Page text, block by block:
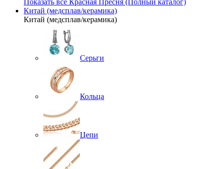
Показать все Красная Пресня (Полный каталог)
Китай (медсплав/керамика)
Китай (медсплав/керамика)
Серьги
Кольца
Цепи